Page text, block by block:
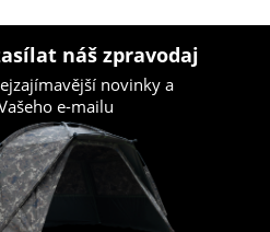
náš zpravodaj
novinky a
e-mailu